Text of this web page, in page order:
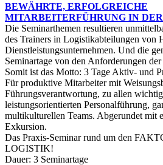
BEWÄHRTE, ERFOLGREICHE
MITARBEITERFÜHRUNG IN
Die Seminarthemen resultieren
des Trainers in Logistikabteilungen von
Dienstleistungsunternehmen. Und die
Seminartage von den Anforderungen
Somit ist das Motto: 3 Tage Aktiv- und
Für produktive Mitarbeiter mit
Führungsverantwortung, zu allen
leistungsorientierten Personalführung,
multikulturellen Teams. Abgerundet mit
Exkursion.
Das Praxis-Seminar rund um den
LOGISTIK!
Dauer: 3 Seminartage